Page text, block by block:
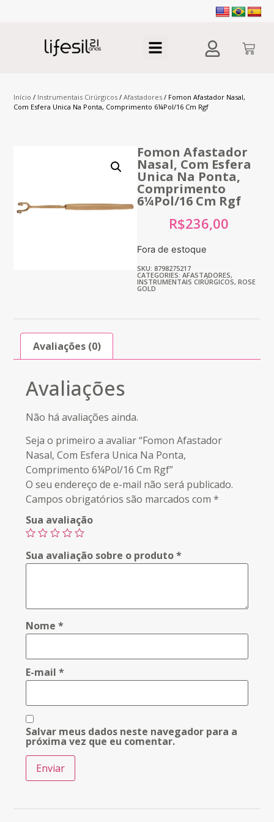
Início / Instrumentais Cirúrgicos /Afastadores / Fomon Afastador Nasal,
Com Esfera Unica Na Ponta, Comprimento 6¼Pol/16 Cm Rgf
Fomon Afastador
Nasal, Com Esfera
Unica Na Ponta,
Comprimento
6¼Pol/16 Cm Rgf
R$236,00
Fora de estoque
SKU: 8798275217
CATEGORIES: AFASTADORES,
INSTRUMENTAIS CIRÚRGICOS, ROSE
GOLD
Avaliações (0)
Avaliações
Não há avaliações ainda.
Seja o primeiro a avaliar “Fomon Afastador
Nasal, Com Esfera Unica Na Ponta,
Comprimento 6¼Pol/16 Cm Rgf”
O seu endereço de e-mail não será publicado.
Campos obrigatórios são marcados com*
Sua avaliação
Sua avaliação sobre o produto*
Nome*
E-mail*
Salvar meus dados neste navegador para a
próxima vez que eu comentar.